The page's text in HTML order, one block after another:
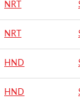
NRT
NRT
HND
HND